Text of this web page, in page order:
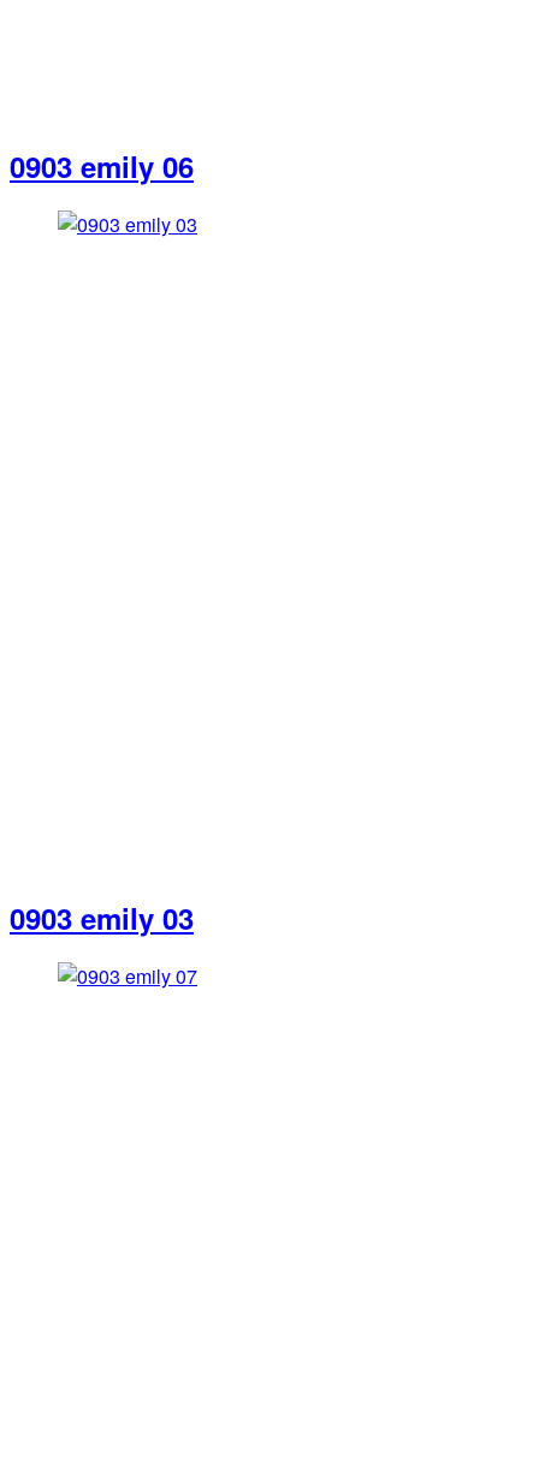
0903 emily 06
0903 emily 03